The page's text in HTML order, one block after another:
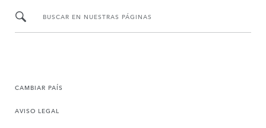
BUSCAR EN NUESTRAS PÁGINAS
CAMBIAR PAÍS
AVISO LEGAL